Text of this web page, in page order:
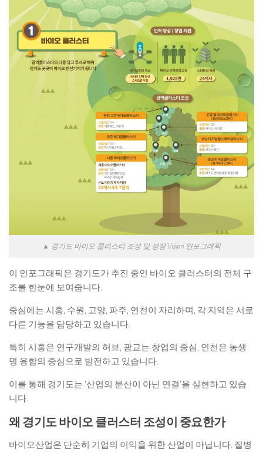
▲ 경기도 바이오 클러스터 조성 및 성장 Vision 인포그래픽
이 인포그래픽은 경기도가 추진 중인 바이오 클러스터의 전체 구
조를 한눈에 보여줍니다.
중심에는 시흥, 수원, 고양, 파주, 연천이 자리하며, 각 지역은 서로
다른 기능을 담당하고 있습니다.
특히 시흥은 연구개발의 허브, 광교는 창업의 중심, 연천은 농생
명 융합의 중심으로 발전하고 있습니다.
이를 통해 경기도는 ‘산업의 분산이 아닌 연결’을 실현하고 있습
니다.
왜 경기도 바이오 클러스터 조성이 중요한가
바이오산업은 단순히 기업의 이익을 위한 산업이 아닙니다. 질병